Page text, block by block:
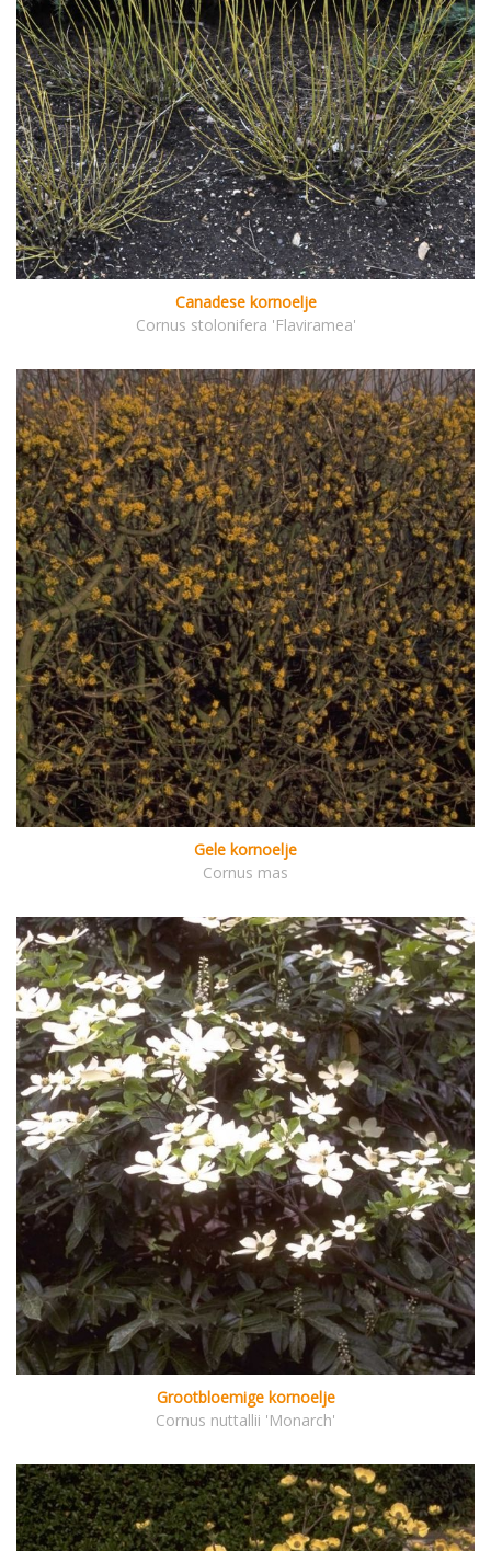
Canadese kornoelje
Cornus stolonifera 'Flaviramea'
Gele kornoelje
Cornus mas
Grootbloemige kornoelje
Cornus nuttallii 'Monarch'